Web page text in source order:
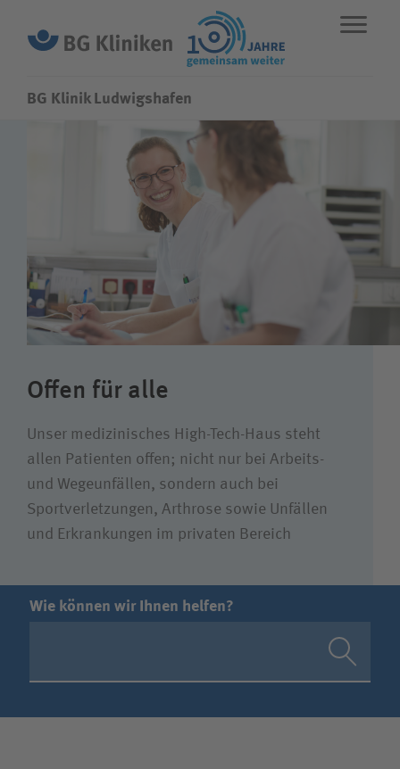
STANDORTE
Über uns
Karriere
BG Klinik Ludwigshafen
Offen für alle
Unser medizinisches High-Tech-Haus steht
allen Patienten offen; nicht nur bei Arbeits-
und Wegeunfällen, sondern auch bei
Sportverletzungen, Arthrose sowie Unfällen
und Erkrankungen im privaten Bereich
Wie können wir Ihnen helfen?